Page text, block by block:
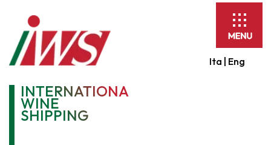
Ita | Eng
INTERNATIONAL
WINE
SHIPPING
Espandi
barra
di